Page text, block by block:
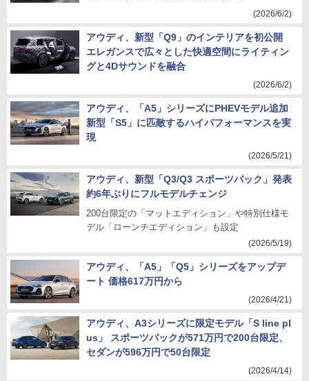
(2026/6/2)
アウディ、新型「Q9」のインテリアを初公開
エレガンスで広々とした快適空間にライティン
グと4Dサウンドを融合
(2026/6/2)
アウディ、「A5」シリーズにPHEVモデル追加
新型「S5」に匹敵するハイパフォーマンスを実
現
(2026/5/21)
アウディ、新型「Q3/Q3 スポーツバック」発表
約6年ぶりにフルモデルチェンジ
200台限定の「マットエディション」や特別仕様モ
デル「ローンチエディション」も設定
(2026/5/19)
アウディ、「A5」「Q5」シリーズをアップデ
ート 価格617万円から
(2026/4/21)
アウディ、A3シリーズに限定モデル「S line pl
us」 スポーツバックが571万円で200台限定、
セダンが596万円で50台限定
(2026/4/14)